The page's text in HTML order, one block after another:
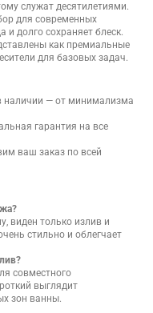
служат десятилетиями.
для современных
и долго сохраняет блеск.
как премиальные
для базовых задач.
наличии — от минимализма
гарантия на все
ваш заказ по всей
виден только излив и
стильно и облегчает
совместного
выглядит
зон ванны.